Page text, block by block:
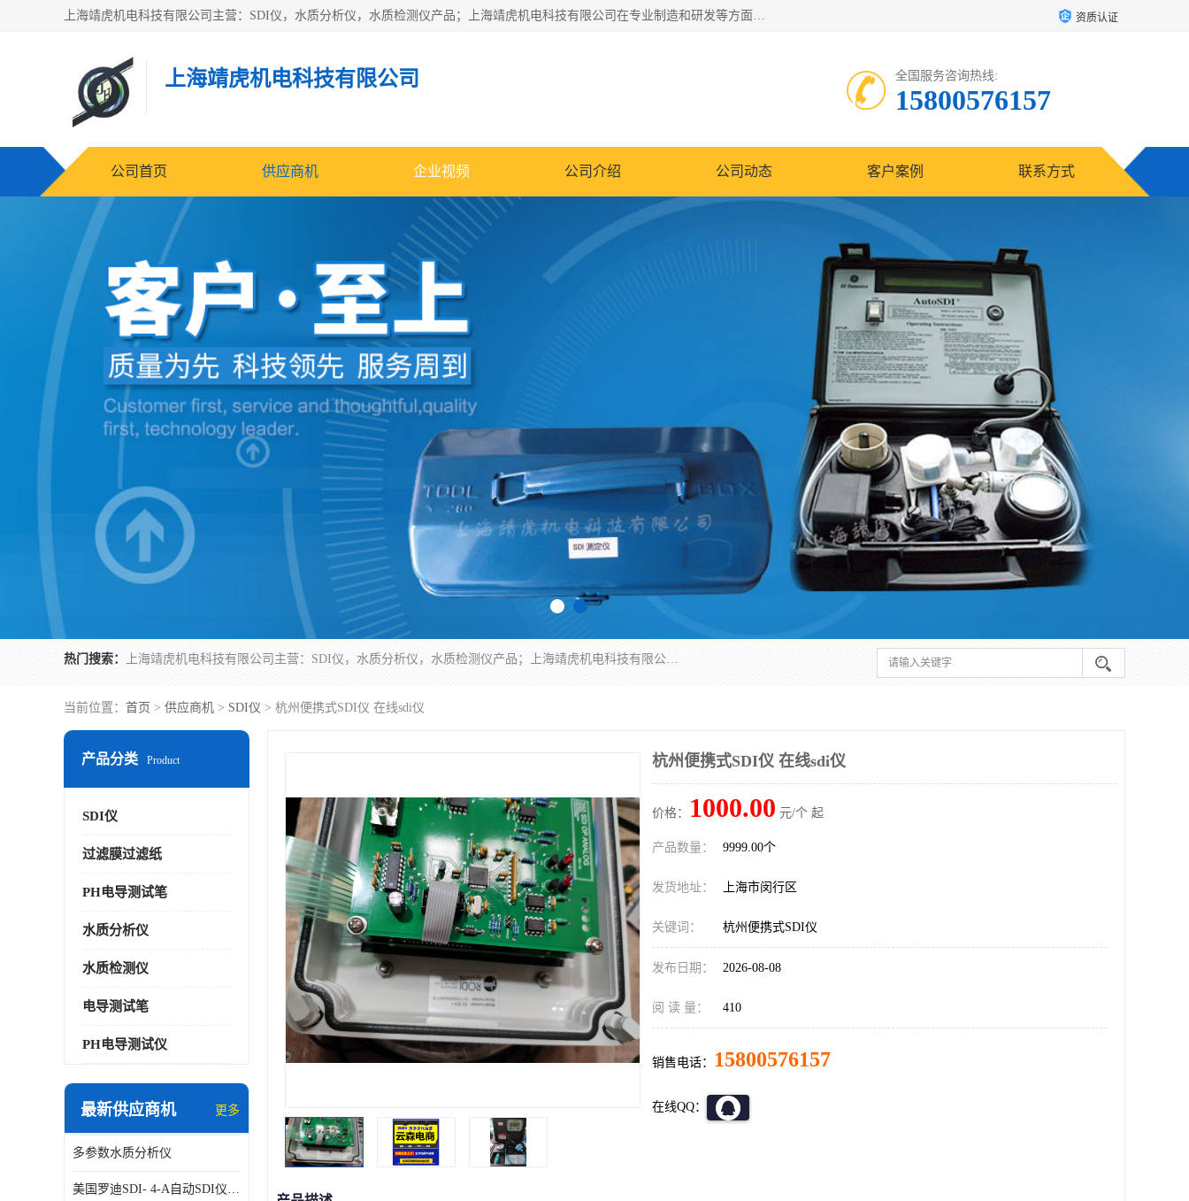
上海靖虎机电科技有限公司主营：SDI仪，水质分析仪，水质检测仪产品；上海靖虎机电科技有限公司在专业制造和研发等方面的强大的平台优势，利用自身在自动化仪表、自控系统及环保监测仪器的专长，以优良的技术，优越的产品质量和良好的服务质量与广大客户真诚合作。 资质认证
上海靖虎机电科技有限公司 全国服务咨询热线:
15800576157
公司首页 供应商机 企业视频 公司介绍 公司动态 客户案例 联系方式
热门搜索： 上海靖虎机电科技有限公司主营：SDI仪，水质分析仪，水质检测仪产品；上海靖虎机电科技有限公司在专业制造和研发等方面的强大的平台优势，利用自身在自动化仪表、自控系统及环保监测仪器的专长，以优良的技术，优越的产品质量和良好的服务质量与广大客户真诚合作。
当前位置： 首页 > 供应商机 > SDI仪 > 杭州便携式SDI仪 在线sdi仪
产品分类 Product
SDI仪
过滤膜过滤纸
PH电导测试笔
水质分析仪
水质检测仪
电导测试笔
PH电导测试仪
最新供应商机 更多
多参数水质分析仪
美国罗迪SDI- 4-A自动SDI仪在线分析仪污染指数仪
杭州便携式SDI仪 在线sdi仪
价格： 1000.00 元/个 起
产品数量： 9999.00个
发货地址： 上海市闵行区
关键词： 杭州便携式SDI仪
发布日期： 2026-08-08
阅 读 量： 410
销售电话： 15800576157
在线QQ：